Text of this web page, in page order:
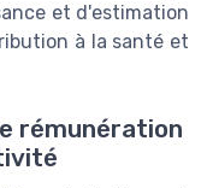
et d'estimation
à la santé et
rémunération